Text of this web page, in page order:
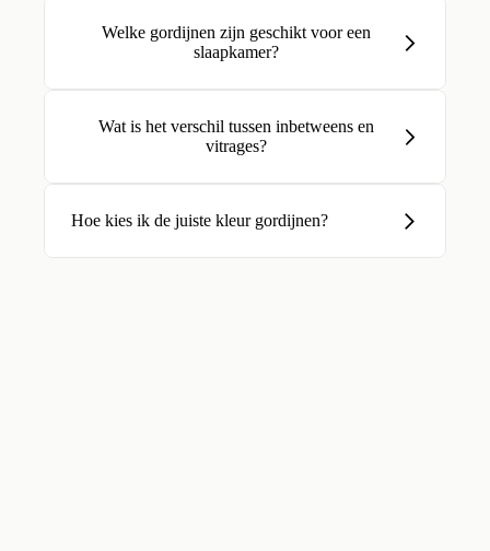
Welke gordijnen zijn geschikt voor een
slaapkamer?
Wat is het verschil tussen inbetweens en
vitrages?
Hoe kies ik de juiste kleur gordijnen?